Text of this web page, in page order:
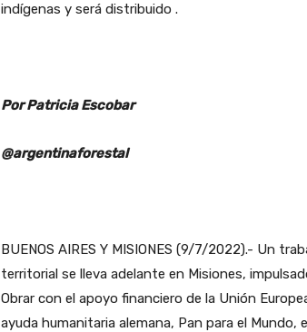
indígenas y será distribuido .
Por Patricia Escobar
@argentinaforestal
BUENOS AIRES Y MISIONES (9/7/2022).- Un
territorial se lleva adelante en Misiones,
Obrar con el apoyo financiero de la Unión
ayuda humanitaria alemana, Pan para el